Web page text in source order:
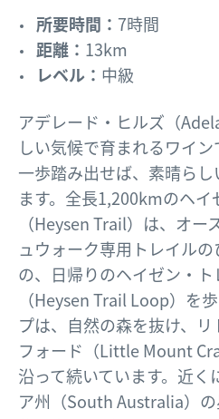
所要時間： 7時間
距離： 13km
レベル： 中級
アデレード・ヒルズ（
しい気候で育まれるワイ
一歩踏み出せば、素晴ら
ます。全長1,200kmのヘイ
（Heysen Trail）は、オ
ュウォーク専用トレイル
の、日帰りのヘイゼン・
（Heysen Trail Loop）を
プは、自然の森を抜け、
フォード（Little Mount
沿って続いています。近く
ア州（South Australia）